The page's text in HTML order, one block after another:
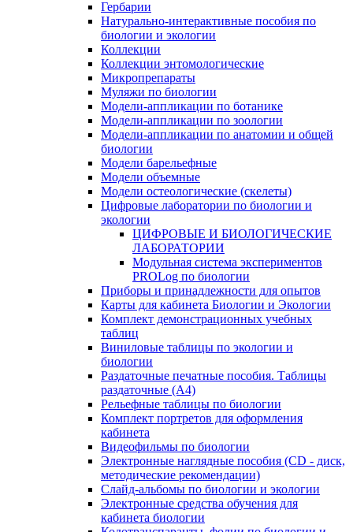
Гербарии
Натурально-интерактивные пособия по
биологии и экологии
Коллекции
Коллекции энтомологические
Микропрепараты
Муляжи по биологии
Модели-аппликации по ботанике
Модели-аппликации по зоологии
Модели-аппликации по анатомии и общей
биологии
Модели барельефные
Модели объемные
Модели остеологические (скелеты)
Цифровые лаборатории по биологии и
экологии
ЦИФРОВЫЕ И БИОЛОГИЧЕСКИЕ
ЛАБОРАТОРИИ
Модульная система экспериментов
PROLog по биологии
Приборы и принадлежности для опытов
Карты для кабинета Биологии и Экологии
Комплект демонстрационных учебных
таблиц
Виниловые таблицы по экологии и
биологии
Раздаточные печатные пособия. Таблицы
раздаточные (А4)
Рельефные таблицы по биологии
Комплект портретов для оформления
кабинета
Видеофильмы по биологии
Электронные наглядные пособия (CD - диск,
методические рекомендации)
Слайд-альбомы по биологии и экологии
Электронные средства обучения для
кабинета биологии